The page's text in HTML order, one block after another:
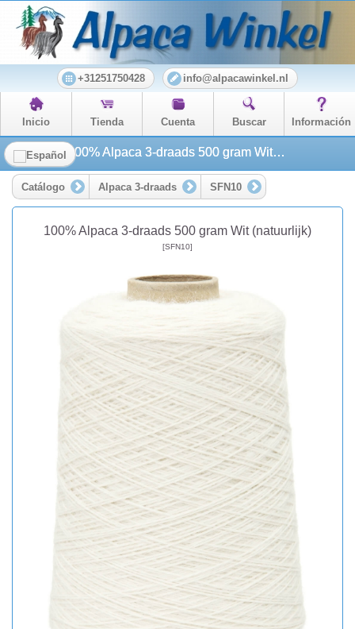
+31251750428 info@alpacawinkel.nl
Inicio Tienda Cuenta Buscar Información
100% Alpaca 3-draads 500 gram Wit (natuurlijk)
Catálogo Alpaca 3-draads SFN10
100% Alpaca 3-draads 500 gram Wit (natuurlijk)
[SFN10]